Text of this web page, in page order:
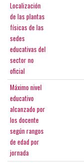
Localización
de las plantas
físicas de las
sedes
educativas del
sector no
oficial
Máximo nivel
educativo
alcanzado por
los docente
según rangos
de edad por
jornada